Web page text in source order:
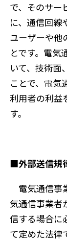
で、そのサー
に、通信回線
ユーザーや他
とです。電気
いて、技術面
ことで、電気
利用者の利益
す。
■外部送信規
電気通信事
気通信事業者
信する場合に
て定めた法律